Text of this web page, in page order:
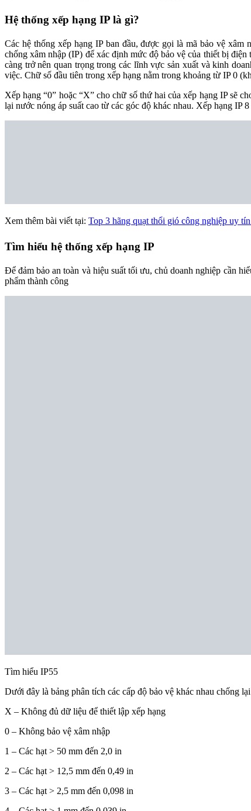
Hệ thống xếp hạng IP là gì?
Các hệ thống xếp hạng IP ban đầu, được gọi là mã bảo vệ
chống xâm nhập (IP) để xác định mức độ bảo vệ của thiết bị
càng trở nên quan trọng trong các lĩnh vực sản xuất và kinh
việc. Chữ số đầu tiên trong xếp hạng nằm trong khoảng từ IP 0
Xếp hạng “0” hoặc “X” cho chữ số thứ hai của xếp hạng IP sẽ
lại nước nóng áp suất cao từ các góc độ khác nhau. Xếp hạng IP
Xem thêm bài viết tại: Top 3 hãng quạt thổi gió công nghiệp uy
Tìm hiểu hệ thống xếp hạng IP
Để đảm bảo an toàn và hiệu suất tối ưu, chủ doanh nghiệp cần
phẩm thành công
Tìm hiểu IP55
Dưới đây là bảng phân tích các cấp độ bảo vệ khác nhau chống
X – Không đủ dữ liệu để thiết lập xếp hạng
0 – Không bảo vệ xâm nhập
1 – Các hạt > 50 mm đến 2,0 in
2 – Các hạt > 12,5 mm đến 0,49 in
3 – Các hạt > 2,5 mm đến 0,098 in